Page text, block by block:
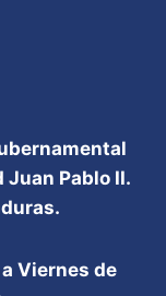
Juan Pablo II.
Viernes de